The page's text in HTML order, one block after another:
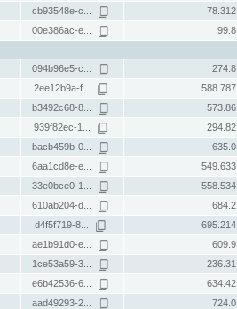
cb93548e-c... 78.312
00e386ac-e... 99.8
094b96e5-c... 274.8
2ee12b9a-f... 588.787
b3492c68-8... 573.86
939f82ec-1... 294.82
bacb459b-0... 635.0
6aa1cd8e-e... 549.633
33e0bce0-1... 558.534
610ab204-d... 684.2
d4f5f719-8... 695.214
ae1b91d0-e... 609.9
1ce53a59-3... 236.31
e6b42536-6... 634.42
aad49293-2... 724.0